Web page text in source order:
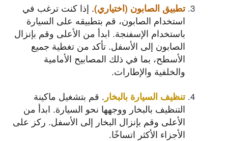
تطبيق الصابون (اختياري). إذا كنت ترغب في
استخدام الصابون، قم بتطبيقه على السيارة
باستخدام الإسفنجة. ابدأ من الأعلى وقم بإنزال
الصابون إلى الأسفل. تأكد من تغطية جميع
الأسطح، بما في ذلك المصابيح الأمامية
والخلفية والإطارات.
تنظيف السيارة بالبخار . قم بتشغيل ماكينة
التنظيف بالبخار ووجهها نحو السيارة. ابدأ من
الأعلى وقم بإنزال البخار إلى الأسفل. ركز على
الأجزاء الأكثر اتساخًا.